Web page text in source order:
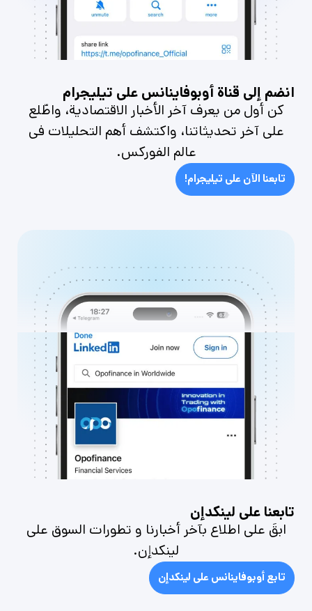
انضم إلى قناة أوبوفاينانس على تيليجرام
كن أول من يعرف آخر الأخبار الاقتصادية، واطّلع
على آخر تحديثاتنا، واكتشف أهم التحليلات في
عالم الفوركس.
تابعنا الآن على تيليجرام!
تابعنا على لينكدإن
ابقَ على اطلاع بآخر أخبارنا و تطورات السوق على
لينكدإن.
تابع أوبوفاينانس على لينكدإن